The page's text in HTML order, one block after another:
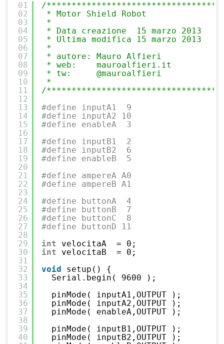
01
02
03
04
05
06
07
08
09
10
11
12
13
14
15
16
17
18
19
20
21
22
23
24
25
26
27
28
29
30
31
32
33
34
35
36
37
38
39
40
/
* Motor Shield Robot
*
* Data creazione  15 marzo 2013
* Ultima modifica 15 marzo 2013
*
* autore: Mauro Alfieri
* web:    mauroalfieri.it
* tw:     @mauroalfieri
*
/
#define inputA1  9
#define inputA2 10
#define enableA  3
#define inputB1  2
#define inputB2  6
#define enableB  5
#define ampereA A0
#define ampereB A1
#define buttonA  4
#define buttonB  7
#define buttonC  8
#define buttonD 11
int
velocitaA  = 0;
int
velocitaB  = 0;
void
setup() {
Serial.begin( 9600 );
pinMode( inputA1,OUTPUT );
pinMode( inputA2,OUTPUT );
pinMode( enableA,OUTPUT );
pinMode( inputB1,OUTPUT );
pinMode( inputB2,OUTPUT );